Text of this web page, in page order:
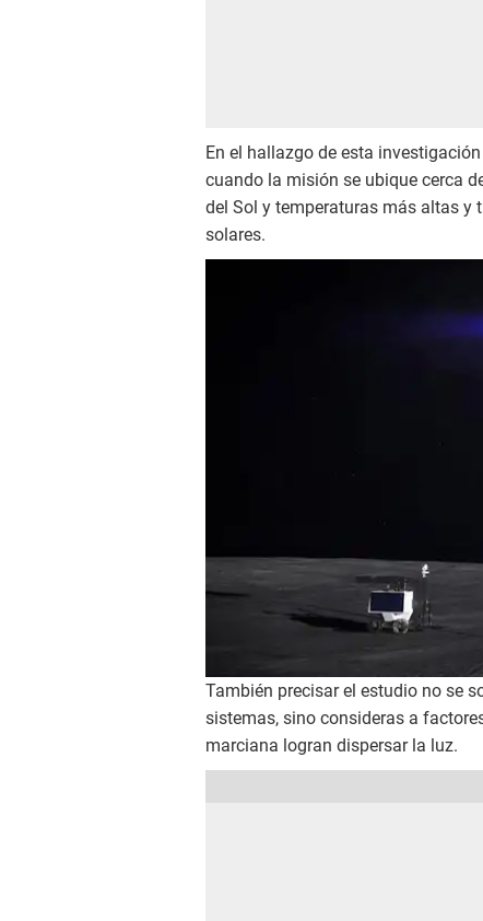
En el hallazgo de esta
cuando la misión se ubique cerca
del Sol y temperaturas más altas y
solares.
También precisar el estudio no se
sistemas, sino consideras a
marciana logran dispersar la luz.